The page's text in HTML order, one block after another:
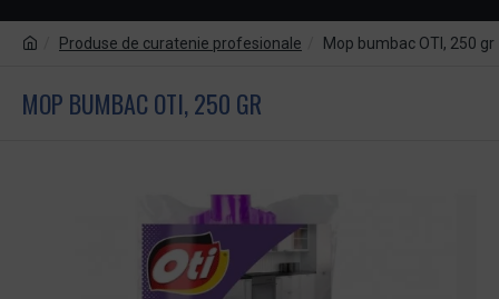
Produse de curatenie profesionale Mop bumbac OTI, 250 gr
MOP BUMBAC OTI, 250 GR